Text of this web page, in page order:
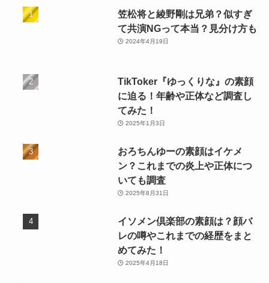
笠松将と綾野剛は兄弟？似すぎ
て共演NGって本当？見分け方も
2024年4月19日
TikToker『ゆっくりな』の素顔
に迫る！年齢や正体など調査し
てみた！
2025年1月3日
おろちんゆーの素顔はイケメ
ン？これまでの炎上や正体につ
いても調査
2025年8月31日
イソメン倶楽部の素顔は？顔バ
レの噂やこれまでの経歴をまと
めてみた！
2025年4月18日